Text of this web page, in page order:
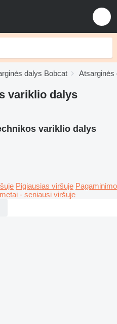
dalys Bobcat Atsarginės
variklio dalys
variklio dalys
Pigiausias viršuje Pagaminimo
- seniausi viršuje